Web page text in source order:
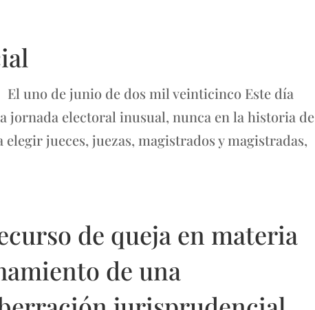
uno de junio de dos mil veinticinco Este día
jornada electoral inusual, nunca en la historia de
jueces, juezas, magistrados y magistradas,
de queja en materia
de una